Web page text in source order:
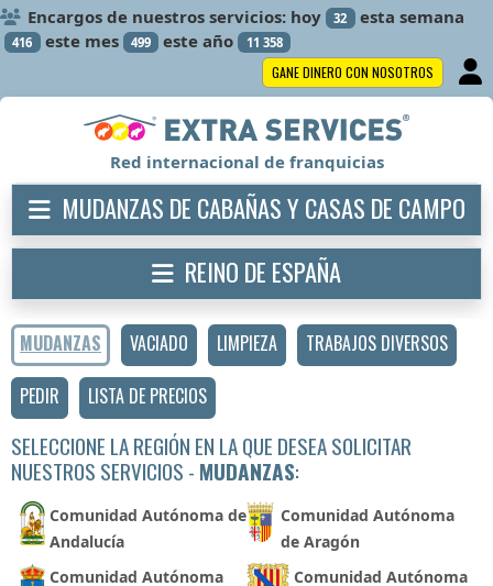
Encargos de nuestros servicios: hoy 32 esta semana
416 este mes 499 este año 11 358
GANE DINERO CON NOSOTROS
MUDANZAS VACIADO LIMPIEZA
TRABAJOS DIVERSOS
PEDIR
LISTA DE PRECIOS
SELECCIONE LA REGIÓN EN LA QUE DESEA SOLICITAR
NUESTROS SERVICIOS - MUDANZAS:
Comunidad Autónoma de
Andalucía
Comunidad Autónoma
de Aragón
Comunidad Autónoma
Comunidad Autónoma
Red internacional de franquicias
MUDANZAS DE CABAÑAS Y CASAS DE CAMPO
REINO DE ESPAÑA